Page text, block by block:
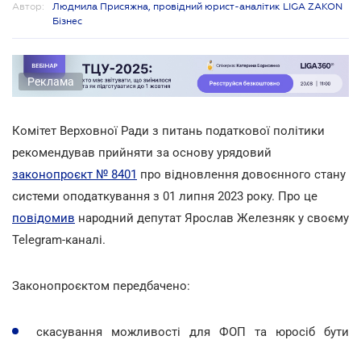
Автор:
Людмила Присяжна, провідний юрист-аналітик LIGA ZAKON
Бізнес
Реклама
Комітет Верховної Ради з питань податкової політики
рекомендував прийняти за основу урядовий
законопроєкт № 8401 про відновлення довоєнного стану
системи оподаткування з 01 липня 2023 року. Про це
повідомив народний депутат Ярослав Железняк у своєму
Telegram-каналі.
Законопроєктом передбачено:
скасування можливості для ФОП та юросіб бути